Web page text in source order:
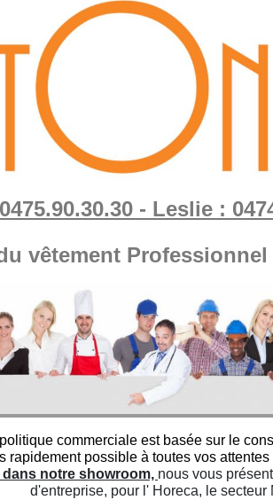
- Leslie :
vêtement
commerciale est basée sur le
possible à toutes vos
notre showroom, nous vous
d'entreprise, pour l' Horeca, le